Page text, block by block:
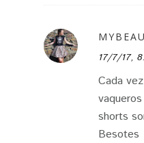
17/7/17,
Cada
shorts
Besotes